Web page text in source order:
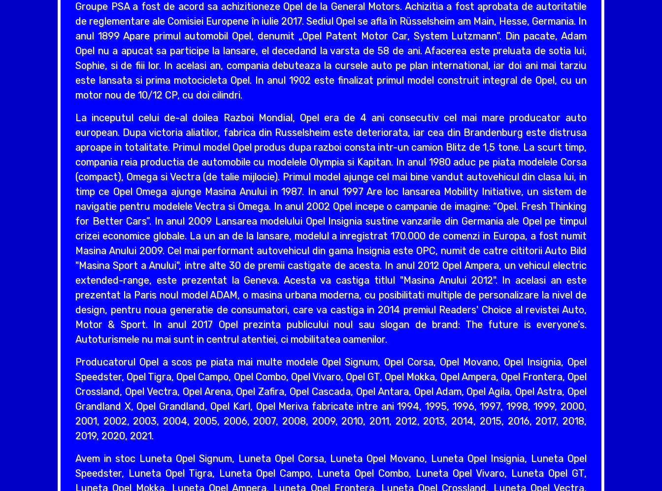
Groupe PSA a fost de acord sa achizitioneze Opel de la General Motors. Achizitia a fost aprobata de autoritatile
de reglementare ale Comisiei Europene în iulie 2017. Sediul Opel se afla în Rüsselsheim am Main, Hesse, Germania. In
anul 1899 Apare primul automobil Opel, denumit „Opel Patent Motor Car, System Lutzmann”. Din pacate, Adam
Opel nu a apucat sa participe la lansare, el decedand la varsta de 58 de ani. Afacerea este preluata de sotia lui,
Sophie, si de fiii lor. In acelasi an, compania debuteaza la cursele auto pe plan international, iar doi ani mai tarziu
este lansata si prima motocicleta Opel. In anul 1902 este finalizat primul model construit integral de Opel, cu un
motor nou de 10/12 CP, cu doi cilindri.
La inceputul celui de-al doilea Razboi Mondial, Opel era de 4 ani consecutiv cel mai mare producator auto
european. Dupa victoria aliatilor, fabrica din Russelsheim este deteriorata, iar cea din Brandenburg este distrusa
aproape in totalitate. Primul model Opel produs dupa razboi consta intr-un camion Blitz de 1,5 tone. La scurt timp,
compania reia productia de automobile cu modelele Olympia si Kapitan. In anul 1980 aduc pe piata modelele Corsa
(compact), Omega si Vectra (de talie mijlocie). Primul model ajunge cel mai bine vandut autovehicul din clasa lui, in
timp ce Opel Omega ajunge Masina Anului in 1987. In anul 1997 Are loc lansarea Mobility Initiative, un sistem de
navigatie pentru modelele Vectra si Omega. In anul 2002 Opel incepe o campanie de imagine: “Opel. Fresh Thinking
for Better Cars”. In anul 2009 Lansarea modelului Opel Insignia sustine vanzarile din Germania ale Opel pe timpul
crizei economice globale. La un an de la lansare, modelul a inregistrat 170.000 de comenzi in Europa, a fost numit
Masina Anului 2009. Cel mai performant autovehicul din gama Insignia este OPC, numit de catre cititorii Auto Bild
"Masina Sport a Anului", intre alte 30 de premii castigate de acesta. In anul 2012 Opel Ampera, un vehicul electric
extended-range, este prezentat la Geneva. Acesta va castiga titlul "Masina Anului 2012". In acelasi an este
prezentat la Paris noul model ADAM, o masina urbana moderna, cu posibilitati multiple de personalizare la nivel de
design, pentru noua generatie de consumatori, care va castiga in 2014 premiul Readers' Choice al revistei Auto,
Motor & Sport. In anul 2017 Opel prezinta publicului noul sau slogan de brand: The future is everyone’s.
Autoturismele nu mai sunt in centrul atentiei, ci mobilitatea oamenilor.
Producatorul Opel a scos pe piata mai multe modele Opel Signum, Opel Corsa, Opel Movano, Opel Insignia, Opel
Speedster, Opel Tigra, Opel Campo, Opel Combo, Opel Vivaro, Opel GT, Opel Mokka, Opel Ampera, Opel Frontera, Opel
Crossland, Opel Vectra, Opel Arena, Opel Zafira, Opel Cascada, Opel Antara, Opel Adam, Opel Agila, Opel Astra, Opel
Grandland X, Opel Grandland, Opel Karl, Opel Meriva fabricate intre ani 1994, 1995, 1996, 1997, 1998, 1999, 2000,
2001, 2002, 2003, 2004, 2005, 2006, 2007, 2008, 2009, 2010, 2011, 2012, 2013, 2014, 2015, 2016, 2017, 2018,
2019, 2020, 2021.
Avem in stoc Luneta Opel Signum, Luneta Opel Corsa, Luneta Opel Movano, Luneta Opel Insignia, Luneta Opel
Speedster, Luneta Opel Tigra, Luneta Opel Campo, Luneta Opel Combo, Luneta Opel Vivaro, Luneta Opel GT,
Luneta Opel Mokka, Luneta Opel Ampera, Luneta Opel Frontera, Luneta Opel Crossland, Luneta Opel Vectra,